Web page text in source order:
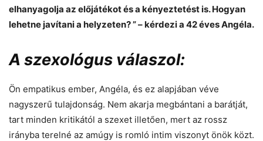
elhanyagolja az előjátékot és a kényeztetést is. Hogyan
lehetne javítani a helyzeten? ” – kérdezi a 42 éves Angéla.
A szexológus válaszol:
Ön empatikus ember, Angéla, és ez alapjában véve
nagyszerű tulajdonság. Nem akarja megbántani a barátját,
tart minden kritikától a szexet illetően, mert az rossz
irányba terelné az amúgy is romló intim viszonyt önök közt.